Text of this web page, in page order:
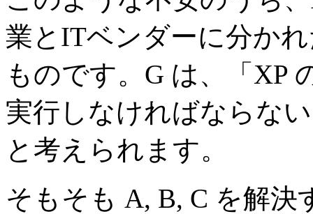
業とITベンダーに分か
ものです。G は、「XP
実行しなければならな
と考えられます。
そもそも A, B, C を解